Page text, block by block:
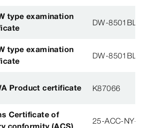
type examination
DW-
type examination
DW-
Product certificate K87066
Certificate of
conformity (ACS)
25-ACC-NY-